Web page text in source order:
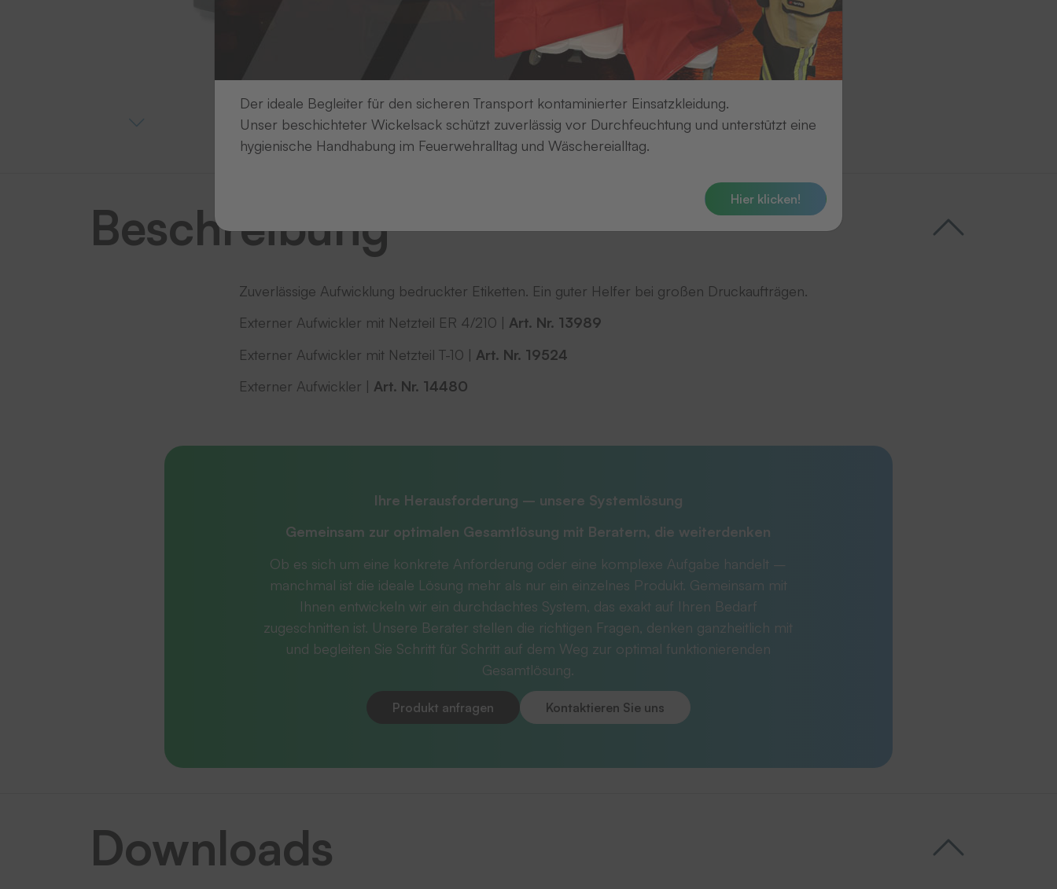
Beschreibung
Zuverlässige Aufwicklung bedruckter Etiketten. Ein guter Helfer bei großen Druckaufträgen.
Externer Aufwickler mit Netzteil ER 4/210 | Art. Nr. 13989
Externer Aufwickler mit Netzteil T-10 | Art. Nr. 19524
Externer Aufwickler | Art. Nr. 14480
Ihre Herausforderung – unsere Systemlösung
Gemeinsam zur optimalen Gesamtlösung mit Beratern, die weiterdenken
Ob es sich um eine konkrete Anforderung oder eine komplexe Aufgabe handelt –
manchmal ist die ideale Lösung mehr als nur ein einzelnes Produkt. Gemeinsam mit
Ihnen entwickeln wir ein durchdachtes System, das exakt auf Ihren Bedarf
zugeschnitten ist. Unsere Berater stellen die richtigen Fragen, denken ganzheitlich mit
und begleiten Sie Schritt für Schritt auf dem Weg zur optimal funktionierenden
Gesamtlösung.
Produkt anfragen Kontaktieren Sie uns
Downloads
Der ideale Begleiter für den sicheren Transport kontaminierter Einsatzkleidung.
Unser beschichteter Wickelsack schützt zuverlässig vor Durchfeuchtung und unterstützt eine
hygienische Handhabung im Feuerwehralltag und Wäschereialltag.
Hier klicken!